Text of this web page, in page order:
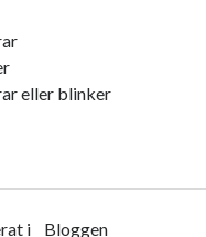
eller blinker
i Bloggen